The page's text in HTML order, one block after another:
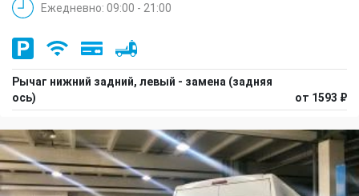
Ежедневно: 09:00 - 21:00
Рычаг нижний задний, левый - замена (задняя
ось)
от 1593 ₽